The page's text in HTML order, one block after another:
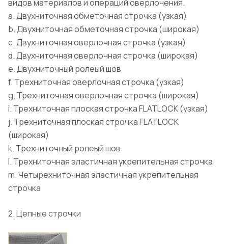
видов материалов и операций оверлочения.
a.Двухниточная обметочная строчка (узкая)
b.Двухниточная обметочная строчка (широкая)
c.Двухниточная оверлочная строчка (узкая)
d.Двухниточная оверлочная строчка (широкая)
e.Двухниточный ролеый шов
f. Трехниточная оверлочная строчка (узкая)
g. Трехниточная оверлочная строчка (широкая)
i. Трехниточная плоская строчка FLATLOCK (узкая)
j. Трехниточная плоская строчка FLATLOCK
(широкая)
k. Трехниточный ролеый шов
l. Трехниточная эластичная укрепительная строчка
m.Четырехниточная эластичная укрепительная
строчка
2. Цепные строчки